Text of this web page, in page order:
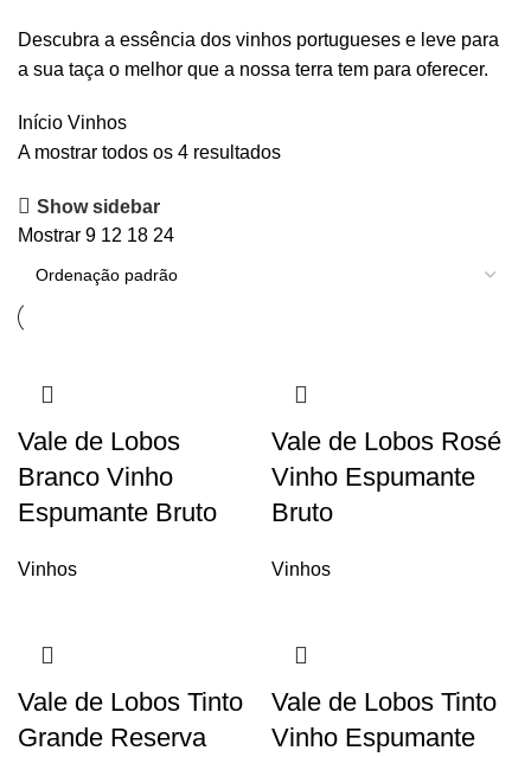
Descubra a essência dos vinhos portugueses e leve para
a sua taça o melhor que a nossa terra tem para oferecer.
Início Vinhos
A mostrar todos os 4 resultados
Show sidebar
Mostrar 9 12 18 24
Vale de Lobos
Branco Vinho
Espumante Bruto
Vinhos
Vale de Lobos Rosé
Vinho Espumante
Bruto
Vinhos
Vale de Lobos Tinto
Grande Reserva
Vale de Lobos Tinto
Vinho Espumante